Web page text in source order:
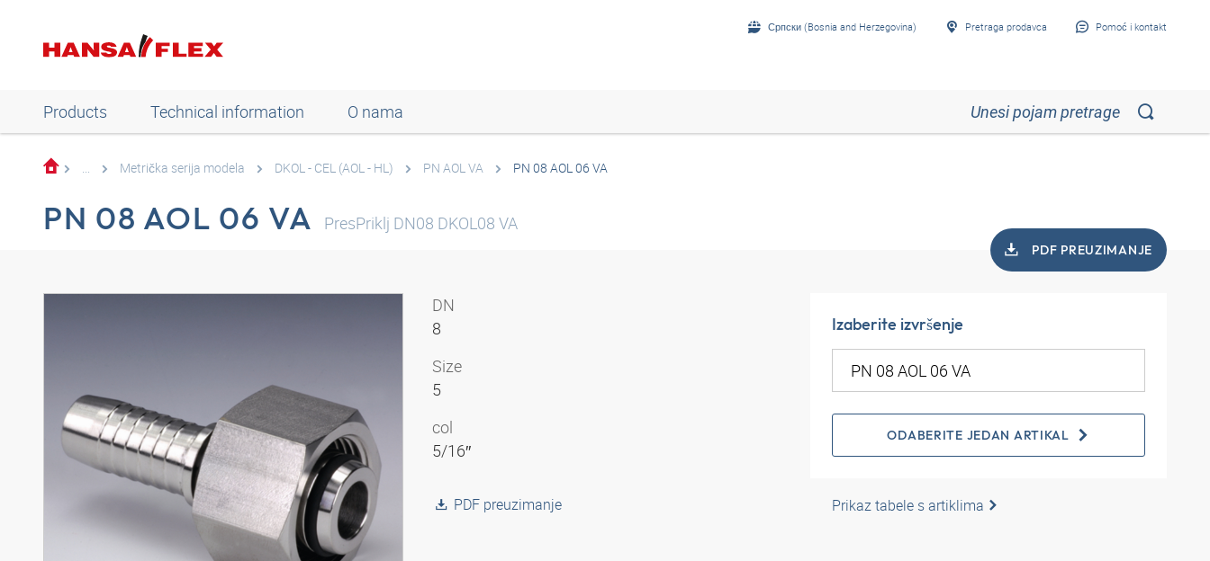
Српски (Bosnia and Herzegovina) Pretraga prodavca Pomoć i kontakt
Products Technical information O nama
... Metrička serija modela DKOL - CEL (AOL - HL) PN AOL VA PN 08 AOL 06 VA
PN 08 AOL 06 VA PresPriklj DN08 DKOL08 VA
PDF PREUZIMANJE
DN
8
Size
5
col
5/16″
PDF preuzimanje
Izaberite izvršenje
ODABERITE JEDAN ARTIKAL
Prikaz tabele s artiklima